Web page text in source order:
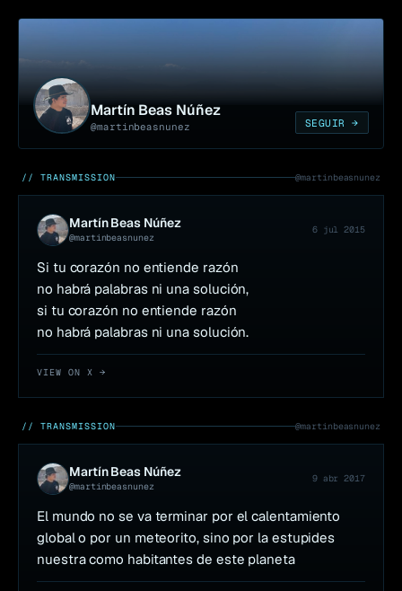
Martín Beas Núñez
@martinbeasnunez SEGUIR →
// TRANSMISSION @martinbeasnunez
Martín Beas Núñez
@martinbeasnunez
6 jul 2015
Si tu corazón no entiende razón
no habrá palabras ni una solución,
si tu corazón no entiende razón
no habrá palabras ni una solución.
VIEW ON X →
// TRANSMISSION @martinbeasnunez
Martín Beas Núñez
@martinbeasnunez
9 abr 2017
El mundo no se va terminar por el calentamiento
global o por un meteorito, sino por la estupides
nuestra como habitantes de este planeta